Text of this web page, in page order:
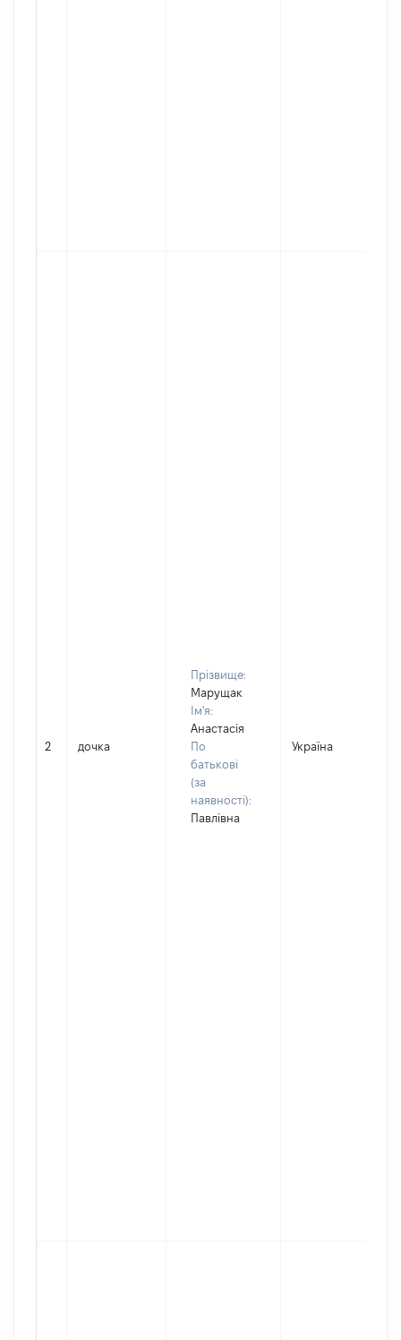
2 дочка
Прізвище:
Марущак
Ім'я:
Анастасія
По
батькові
(за
наявності):
Павлівна
Україна